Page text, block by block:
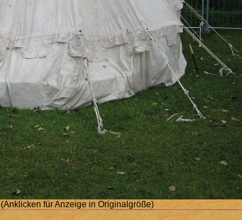
(Anklicken für Anzeige in Originalgröße)